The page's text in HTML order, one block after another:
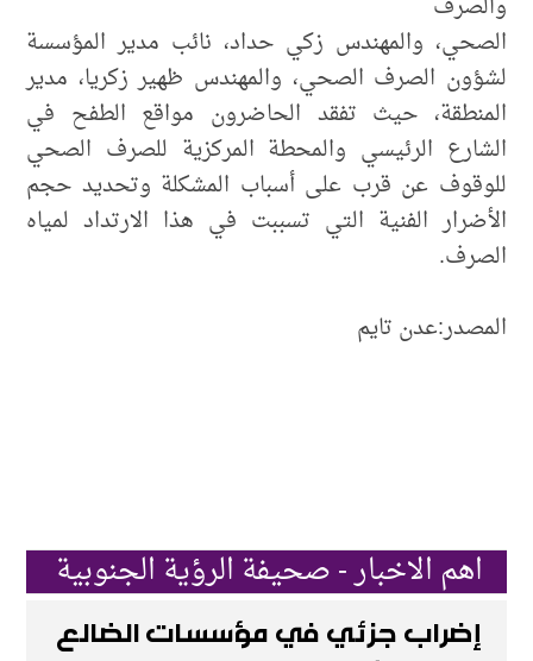
الصحي، والمهندس زكي حداد، نائب مدير المؤسسة
لشؤون الصرف الصحي، والمهندس ظهير زكريا، مدير
المنطقة، حيث تفقد الحاضرون مواقع الطفح في
الشارع الرئيسي والمحطة المركزية للصرف الصحي
للوقوف عن قرب على أسباب المشكلة وتحديد حجم
الأضرار الفنية التي تسببت في هذا الارتداد لمياه
الصرف.
المصدر:عدن تايم
اهم الاخبار - صحيفة الرؤية الجنوبية
إضراب جزئي في مؤسسات الضالع